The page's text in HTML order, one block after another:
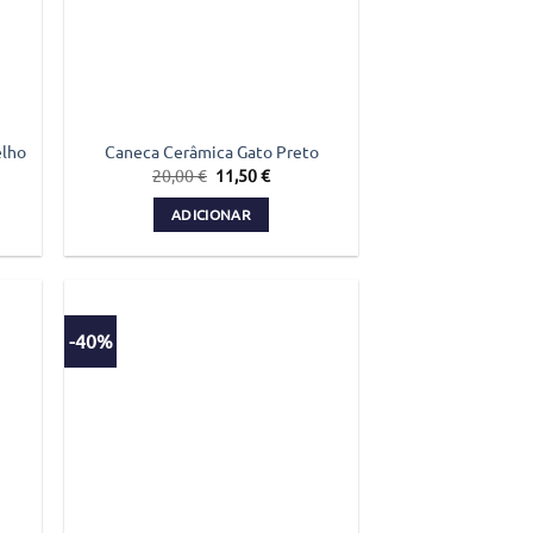
Caneca Cerâmica Gato Preto
20,00€ O
preço
original
era:
11,50€O
ADICIONAR
-40%